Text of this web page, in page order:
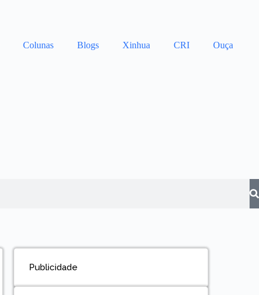
Colunas Blogs Xinhua CRI Ouça
Publicidade